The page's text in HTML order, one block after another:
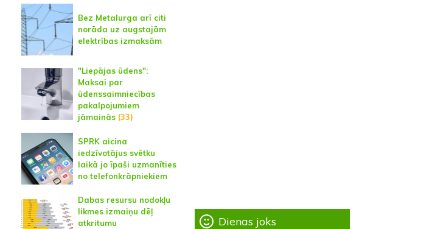
Bez Metalurga arī citi
norāda uz augstajām
elektrības izmaksām
"Liepājas ūdens":
Maksai par
ūdenssaimniecības
pakalpojumiem
jāmainās(33)
SPRK aicina
iedzīvotājus svētku
laikā jo īpaši uzmanīties
no telefonkrāpniekiem
Dabas resursu nodokļu
likmes izmaiņu dēļ
atkritumu
Dienas joks